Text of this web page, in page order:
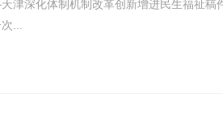
津深化体制机制改革创新增进民生福祉
...